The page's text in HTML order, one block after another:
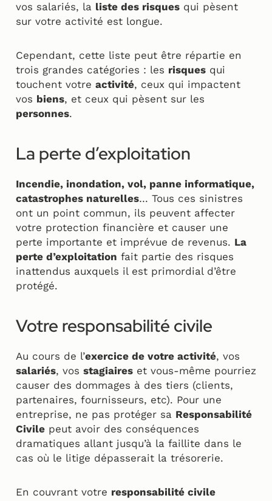
vos salariés, la liste des risques qui pèsent
sur votre activité est longue.
Cependant, cette liste peut être répartie en
trois grandes catégories : les risques qui
touchent votre activité, ceux qui impactent
vos biens, et ceux qui pèsent sur les
personnes.
La perte d’exploitation
Incendie, inondation, vol, panne informatique,
catastrophes naturelles… Tous ces sinistres
ont un point commun, ils peuvent affecter
votre protection financière et causer une
perte importante et imprévue de revenus. La
perte d’exploitation fait partie des risques
inattendus auxquels il est primordial d’être
protégé.
Votre responsabilité civile
Au cours de l’exercice de votre activité, vos
salariés, vos stagiaires et vous-même pourriez
causer des dommages à des tiers (clients,
partenaires, fournisseurs, etc). Pour une
entreprise, ne pas protéger sa Responsabilité
Civile peut avoir des conséquences
dramatiques allant jusqu’à la faillite dans le
cas où le litige dépasserait la trésorerie.
En couvrant votre responsabilité civile